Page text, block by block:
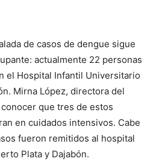
de casos de dengue sigue
actualmente 22 personas
el Hospital Infantil Universitario
Mirna López, directora del
que tres de estos
en cuidados intensivos. Cabe
fueron remitidos al hospital
Plata y Dajabón.